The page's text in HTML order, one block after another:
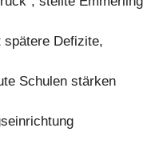
spätere Defizite,
Schulen stärken